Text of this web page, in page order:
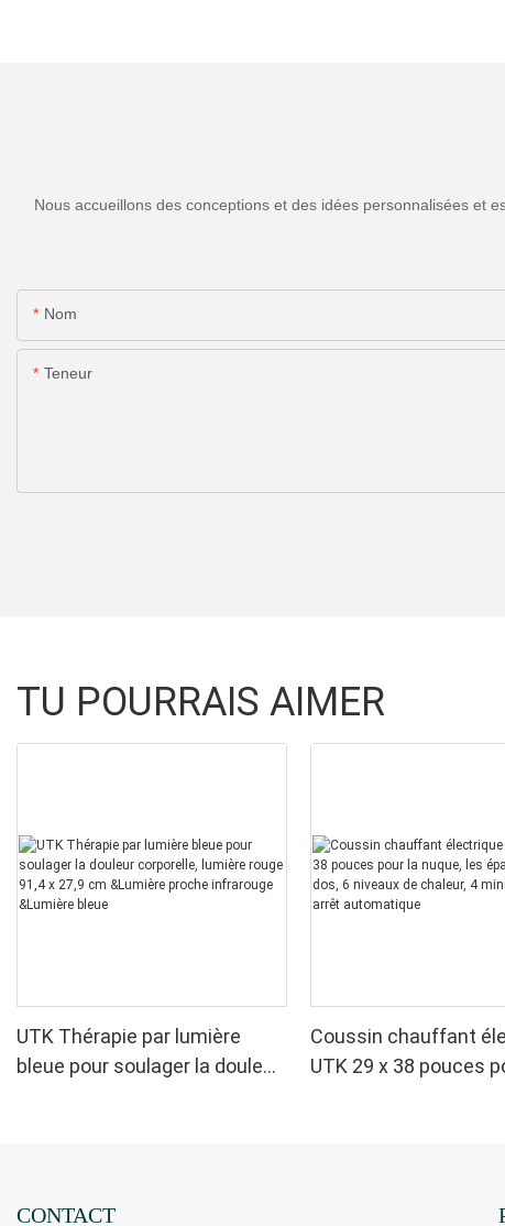
Nous accueillons des conceptions et des idées personnalisées et
Nom
Teneur
TU POURRAIS AIMER
UTK Thérapie par lumière
bleue pour soulager la douleur
Coussin chauffant
UTK 29 x 38 pouces
CONTACT